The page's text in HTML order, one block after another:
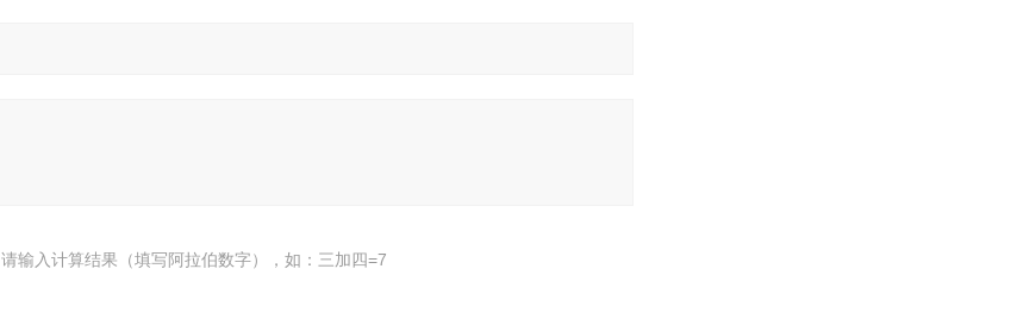
请输入计算结果（填写阿拉伯数字），如：三加四=7